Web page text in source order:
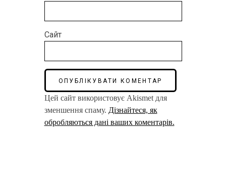
Сайт
Цей сайт використовує Akismet для
зменшення спаму. Дізнайтеся, як
обробляються дані ваших коментарів.